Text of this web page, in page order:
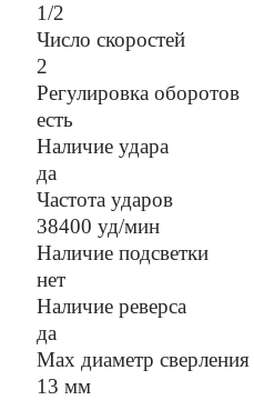
1/2
Число скоростей
2
Регулировка оборотов
есть
Наличие удара
да
Частота ударов
38400 уд/мин
Наличие подсветки
нет
Наличие реверса
да
Max диаметр сверления
13 мм